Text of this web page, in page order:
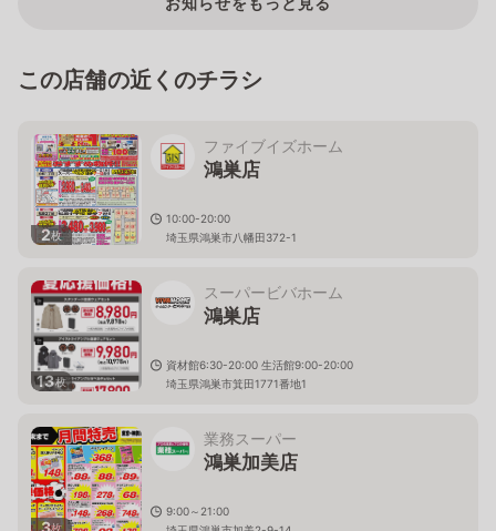
この店舗の近くのチラシ
2枚
ファイブイズホーム
鴻巣店
10:00-20:00
埼玉県鴻巣市八幡田372-1
13枚
スーパービバホーム
鴻巣店
資材館6:30-20:00 生活館9:00-20:00
埼玉県鴻巣市箕田1771番地1
3枚
業務スーパー
鴻巣加美店
9:00～21:00